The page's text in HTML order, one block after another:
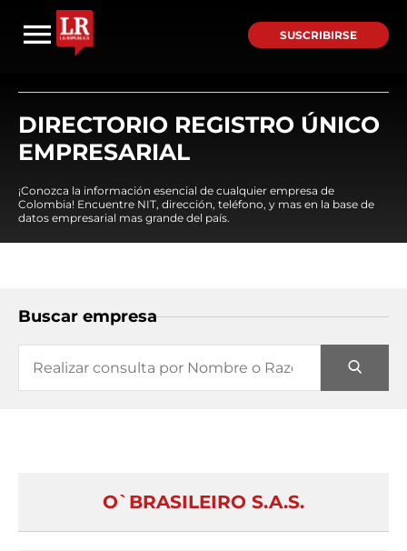
SUSCRIBIRSE
DIRECTORIO REGISTRO ÚNICO
EMPRESARIAL
¡Conozca la información esencial de cualquier empresa de
Colombia! Encuentre NIT, dirección, teléfono, y mas en la base de
datos empresarial mas grande del país.
Buscar empresa
O`BRASILEIRO S.A.S.